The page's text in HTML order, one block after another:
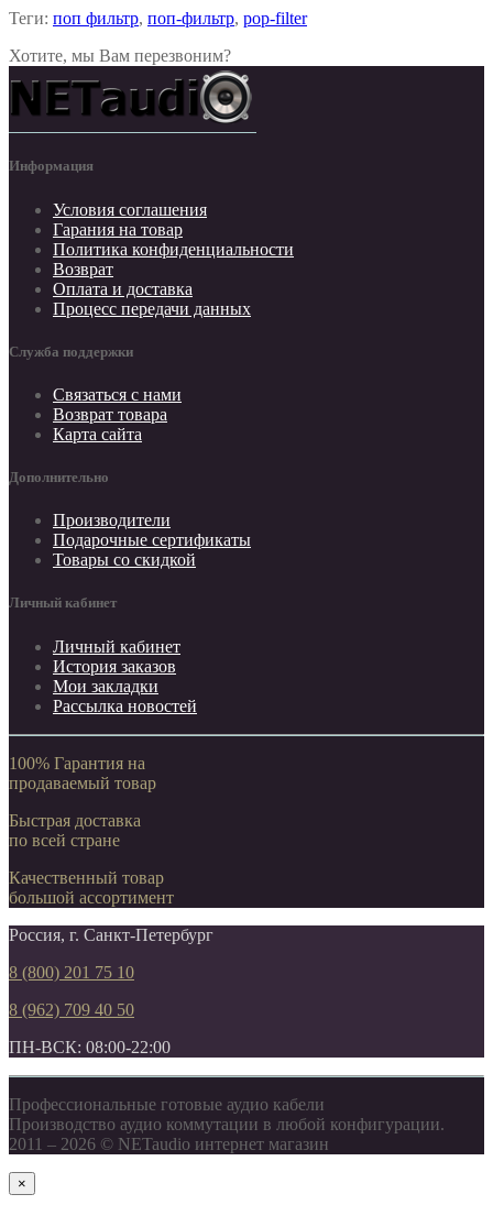
Теги: поп фильтр, поп-фильтр, pop-filter
Хотите, мы Вам перезвоним?
Информация
Условия соглашения
Гарания на товар
Политика конфиденциальности
Возврат
Оплата и доставка
Процесс передачи данных
Служба поддержки
Связаться с нами
Возврат товара
Карта сайта
Дополнительно
Производители
Подарочные сертификаты
Товары со скидкой
Личный кабинет
Личный кабинет
История заказов
Мои закладки
Рассылка новостей
100% Гарантия на
продаваемый товар
Быстрая доставка
по всей стране
Качественный товар
большой ассортимент
Россия, г. Санкт-Петербург
8 (800) 201 75 10
8 (962) 709 40 50
ПН-ВСК: 08:00-22:00
Профессиональные готовые аудио кабели
Производство аудио коммутации в любой конфигурации.
2011 – 2026 © NETaudio интернет магазин
×